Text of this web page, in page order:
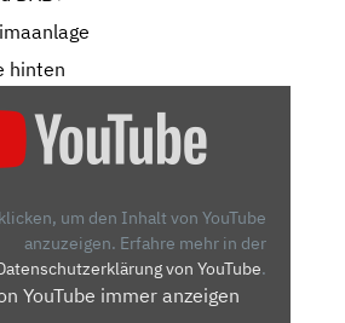
hinten
um den Inhalt von YouTube
anzuzeigen. Erfahre mehr in der
von YouTube.
YouTube immer anzeigen